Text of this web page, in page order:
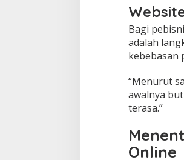
Bagi
adalah
kebebasan
“Menurut
awalnya
terasa.”
Online